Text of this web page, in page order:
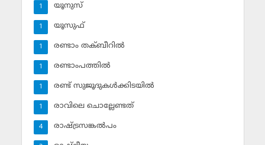
യൂനുസ്‌
1
യൂസുഫ്‌
1
രണ്ടാം തക്ബീറില്‍
1
രണ്ടാംപത്തില്‍
1
രണ്ട് സുജൂദുകള്‍ക്കിടയില്‍
1
രാവിലെ ചൊല്ലേണ്ടത്
1
രാഷ്ട്രസങ്കല്‍പം
4